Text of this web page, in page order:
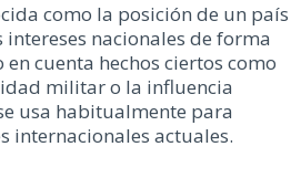
como la posición de un país
nacionales de forma
cuenta hechos ciertos como
militar o la influencia
usa habitualmente para
internacionales actuales.